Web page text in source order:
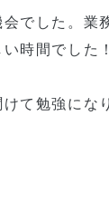
でした。業
時間でした
て勉強にな